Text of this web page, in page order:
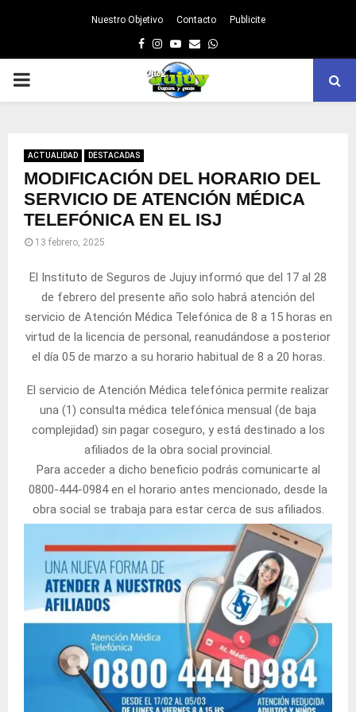
Nuestro Objetivo Contacto Publicite
Facebook
Instagram
Youtube
EmailWhatsapp
PRIMARY
ACTUALIDAD DESTACADAS
MODIFICACIÓN DEL HORARIO DEL
SERVICIO DE ATENCIÓN MÉDICA
TELEFÓNICA EN EL ISJ
13 febrero, 2025
El Instituto de Seguros de Jujuy informó que del 17 al 28
de febrero del presente año solo habrá atención del
servicio de Atención Médica Telefónica de 8 a 15 horas en
virtud de la licencia de personal, reanudándose a posterior
el día 05 de marzo a su horario habitual de 8 a 20 horas.
El servicio de Atención Médica telefónica permite realizar
una (1) consulta médica telefónica mensual (de baja
complejidad) sin pagar coseguro, y está destinado a los
afiliados de la obra social provincial.
Para acceder a dicho beneficio podrás comunicarte al
0800-444-0984 en el horario antes mencionado, desde la
obra social se trabaja para estar cerca de sus afiliados.